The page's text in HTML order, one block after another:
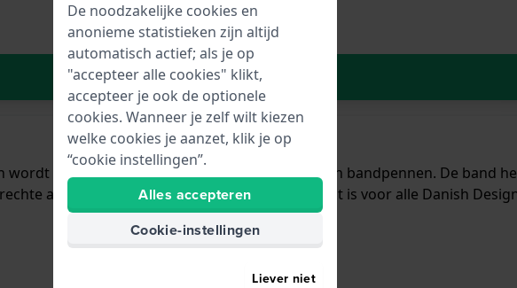
In Winkelwagen
aan het horloge bevestigd door middel van bandpennen. De band
aanzet wat betekent dat deze band geschikt is voor alle Danish
De noodzakelijke cookies en
anonieme statistieken zijn altijd
automatisch actief; als je op
"accepteer alle cookies" klikt,
accepteer je ook de optionele
cookies. Wanneer je zelf wilt kiezen
welke cookies je aanzet, klik je op
“cookie instellingen”.
Alles accepteren
Cookie-instellingen
Liever niet